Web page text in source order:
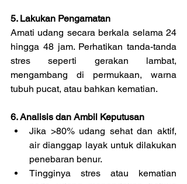
5. Lakukan Pengamatan
Amati udang secara berkala selama 24
hingga 48 jam. Perhatikan tanda-tanda
stres seperti gerakan lambat,
mengambang di permukaan, warna
tubuh pucat, atau bahkan kematian.
6. Analisis dan Ambil Keputusan
Jika >80% udang sehat dan aktif,
air dianggap layak untuk dilakukan
penebaran benur.
Tingginya stres atau kematian